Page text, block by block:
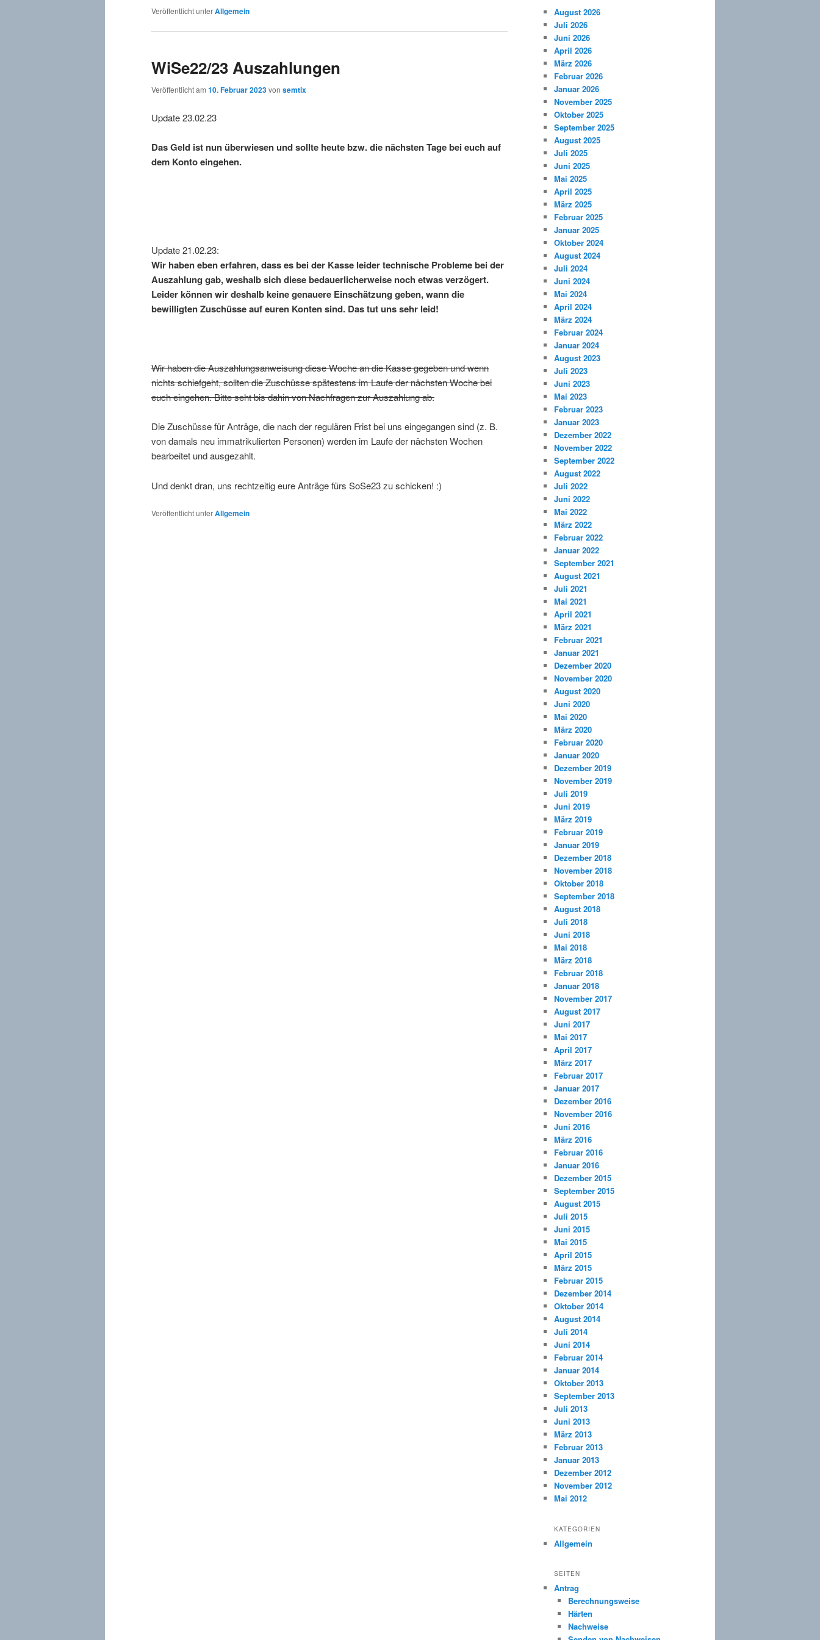
Veröffentlicht unterAllgemein
WiSe22/23 Auszahlungen
Veröffentlicht am 10. Februar 2023von semtix
Update 23.02.23
Das Geld ist nun überwiesen und sollte heute bzw. die nächsten Tage bei euch auf
dem Konto eingehen.
Update 21.02.23:
Wir haben eben erfahren, dass es bei der Kasse leider technische Probleme bei der
Auszahlung gab, weshalb sich diese bedauerlicherweise noch etwas verzögert.
Leider können wir deshalb keine genauere Einschätzung geben, wann die
bewilligten Zuschüsse auf euren Konten sind. Das tut uns sehr leid!
Wir haben die Auszahlungsanweisung diese Woche an die Kasse gegeben und wenn
nichts schiefgeht, sollten die Zuschüsse spätestens im Laufe der nächsten Woche bei
euch eingehen. Bitte seht bis dahin von Nachfragen zur Auszahlung ab.
Die Zuschüsse für Anträge, die nach der regulären Frist bei uns eingegangen sind (z. B.
von damals neu immatrikulierten Personen) werden im Laufe der nächsten Wochen
bearbeitet und ausgezahlt.
Und denkt dran, uns rechtzeitig eure Anträge fürs SoSe23 zu schicken! :)
Veröffentlicht unterAllgemein
August 2026
Juli 2026
Juni 2026
April 2026
März 2026
Februar 2026
Januar 2026
November 2025
Oktober 2025
September 2025
August 2025
Juli 2025
Juni 2025
Mai 2025
April 2025
März 2025
Februar 2025
Januar 2025
Oktober 2024
August 2024
Juli 2024
Juni 2024
Mai 2024
April 2024
März 2024
Februar 2024
Januar 2024
August 2023
Juli 2023
Juni 2023
Mai 2023
Februar 2023
Januar 2023
Dezember 2022
November 2022
September 2022
August 2022
Juli 2022
Juni 2022
Mai 2022
März 2022
Februar 2022
Januar 2022
September 2021
August 2021
Juli 2021
Mai 2021
April 2021
März 2021
Februar 2021
Januar 2021
Dezember 2020
November 2020
August 2020
Juni 2020
Mai 2020
März 2020
Februar 2020
Januar 2020
Dezember 2019
November 2019
Juli 2019
Juni 2019
März 2019
Februar 2019
Januar 2019
Dezember 2018
November 2018
Oktober 2018
September 2018
August 2018
Juli 2018
Juni 2018
Mai 2018
März 2018
Februar 2018
Januar 2018
November 2017
August 2017
Juni 2017
Mai 2017
April 2017
März 2017
Februar 2017
Januar 2017
Dezember 2016
November 2016
Juni 2016
März 2016
Februar 2016
Januar 2016
Dezember 2015
September 2015
August 2015
Juli 2015
Juni 2015
Mai 2015
April 2015
März 2015
Februar 2015
Dezember 2014
Oktober 2014
August 2014
Juli 2014
Juni 2014
Februar 2014
Januar 2014
Oktober 2013
September 2013
Juli 2013
Juni 2013
März 2013
Februar 2013
Januar 2013
Dezember 2012
November 2012
Mai 2012
KATEGORIEN
Allgemein
SEITEN
Antrag
Berechnungsweise
Härten
Nachweise